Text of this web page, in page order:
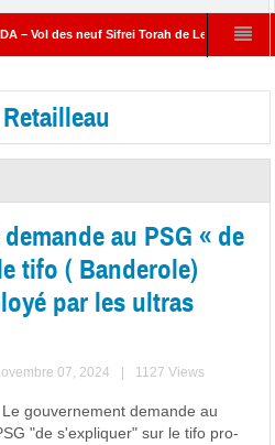
Vol des neuf Sifrei Torah de Levallois :
au PSG « de
tifo ( Banderole)
par les ultras
07, 2024 1127 Views
Le gouvernement demande au
"de s'expliquer" sur le tifo pro-